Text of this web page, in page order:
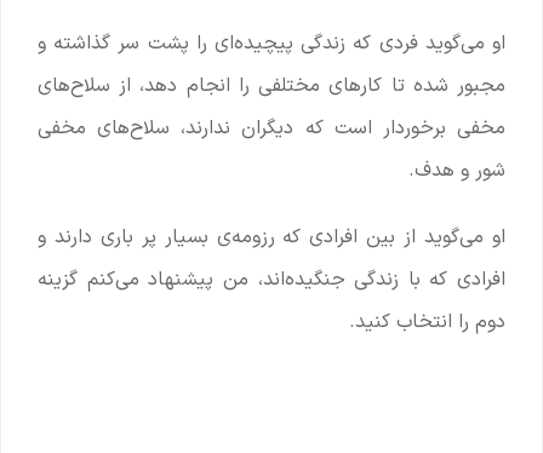
او می‌گوید فردی که زندگی پیچیده‌ای را پشت سر گذاشته و
مجبور شده تا کارهای مختلفی را انجام دهد، از سلاح‌های
مخفی برخوردار است که دیگران ندارند، سلاح‌های مخفی
شور و هدف.
او می‌گوید از بین افرادی که رزومه‌ی بسیار پر باری دارند و
افرادی که با زندگی جنگیده‌اند، من پیشنهاد می‌کنم گزینه
دوم را انتخاب کنید.